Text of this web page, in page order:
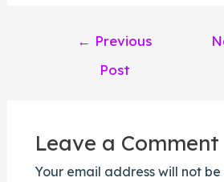
← Previous
Post
Leave a Comment
Your email address will not be